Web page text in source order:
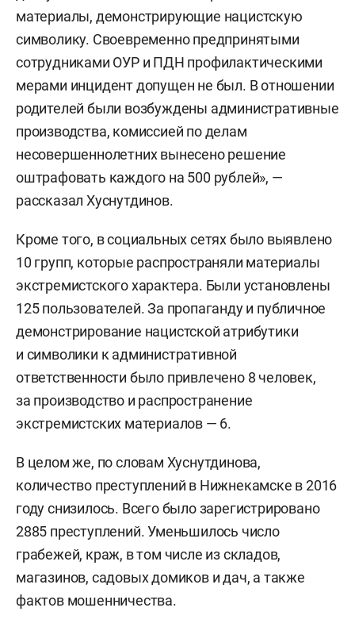
материалы, демонстрирующие нацистскую
символику. Своевременно предпринятыми
сотрудниками ОУР и ПДН профилактическими
мерами инцидент допущен не был. В отношении
родителей были возбуждены административные
производства, комиссией по делам
несовершеннолетних вынесено решение
оштрафовать каждого на 500 рублей», —
рассказал Хуснутдинов.
Кроме того, в социальных сетях было выявлено
10 групп, которые распространяли материалы
экстремистского характера. Были установлены
125 пользователей. За пропаганду и публичное
демонстрирование нацистской атрибутики
и символики к административной
ответственности было привлечено 8 человек,
за производство и распространение
экстремистских материалов — 6.
В целом же, по словам Хуснутдинова,
количество преступлений в Нижнекамске в 2016
году снизилось. Всего было зарегистрировано
2885 преступлений. Уменьшилось число
грабежей, краж, в том числе из складов,
магазинов, садовых домиков и дач, а также
фактов мошенничества.